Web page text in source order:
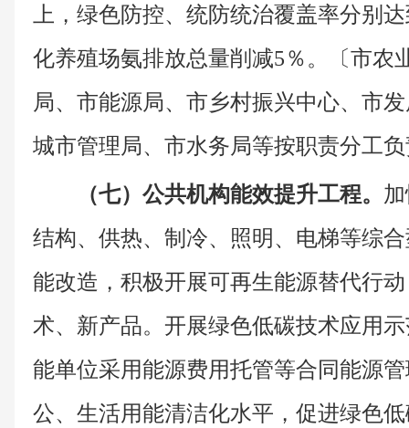
上，绿色防控、统防统治覆盖率分别
化养殖场氨排放总量削减5％。〔市农
局、市能源局、市乡村振兴中心、市
城市管理局、市水务局等按职责分工
（七）公共机构能效提升工程。
结构、供热、制冷、照明、电梯等综
能改造，积极开展可再生能源替代行
术、新产品。开展绿色低碳技术应用
能单位采用能源费用托管等合同能源
公、生活用能清洁化水平，促进绿色